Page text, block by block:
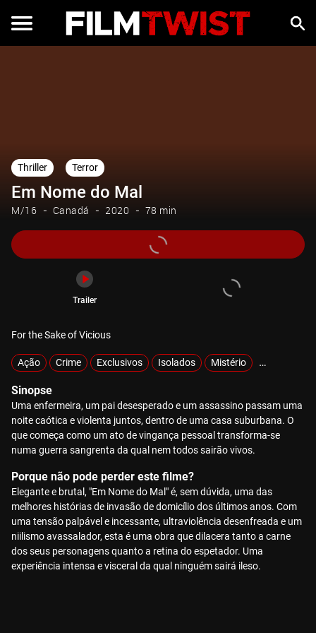
Thriller Terror
Em Nome do Mal
M/16 Canadá 2020 78 min
Trailer
For the Sake of Vicious
Ação Crime Exclusivos Isolados Mistério Raptados
Sinopse
Uma enfermeira, um pai desesperado e um assassino passam uma
noite caótica e violenta juntos, dentro de uma casa suburbana. O
que começa como um ato de vingança pessoal transforma-se
numa guerra sangrenta da qual nem todos sairão vivos.
Porque não pode perder este filme?
Elegante e brutal, "Em Nome do Mal" é, sem dúvida, uma das
melhores histórias de invasão de domicílio dos últimos anos. Com
uma tensão palpável e incessante, ultraviolência desenfreada e um
niilismo avassalador, esta é uma obra que dilacera tanto a carne
dos seus personagens quanto a retina do espetador. Uma
experiência intensa e visceral da qual ninguém sairá ileso.